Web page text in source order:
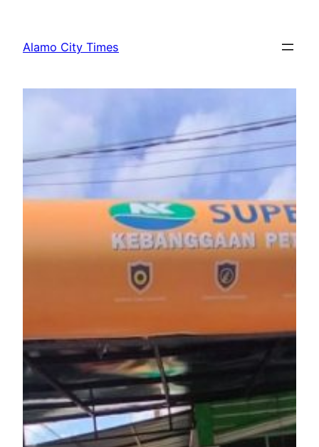
konten
Alamo City Times